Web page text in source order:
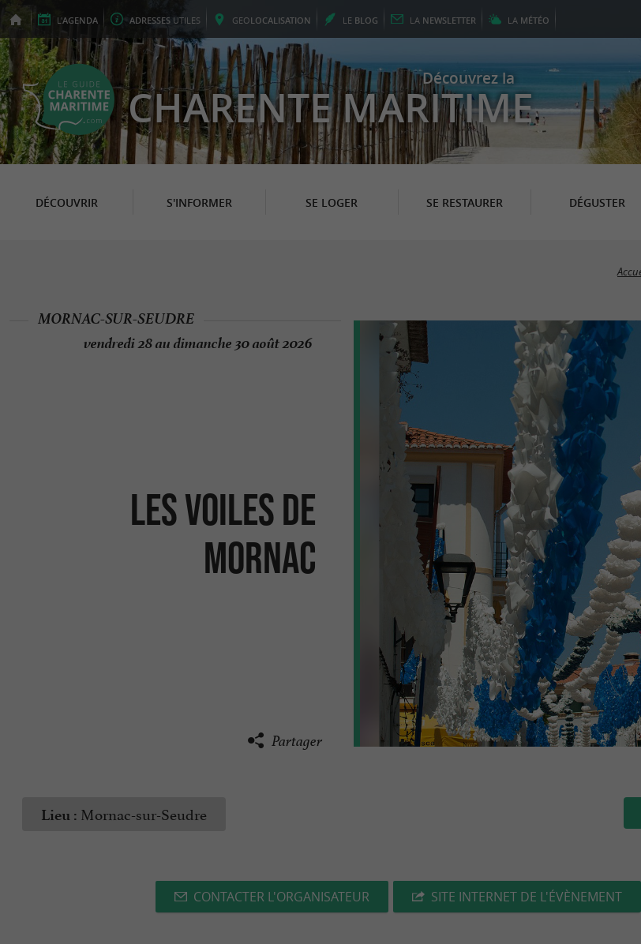
L'AGENDA ADRESSES UTILES GEOLOCALISATION LE BLOG LA NEWSLETTER LA MÉTÉO
Découvrez la
CHARENTE MARITIME
DÉCOUVRIR S'INFORMER SE LOGER SE RESTAURER DÉGUSTER
Les Voiles de
Mornac
MORNAC-SUR-SEUDRE
vendredi 28 au dimanche 30 août 2026
Partager
Lieu : Mornac-sur-Seudre
CONTACTER L'ORGANISATEUR SITE INTERNET DE L'ÉVÈNEMENT